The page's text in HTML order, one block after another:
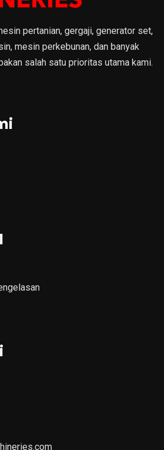
pertanian, gergaji, generator set,
mesin perkebunan, dan banyak
salah satu prioritas utama kami.